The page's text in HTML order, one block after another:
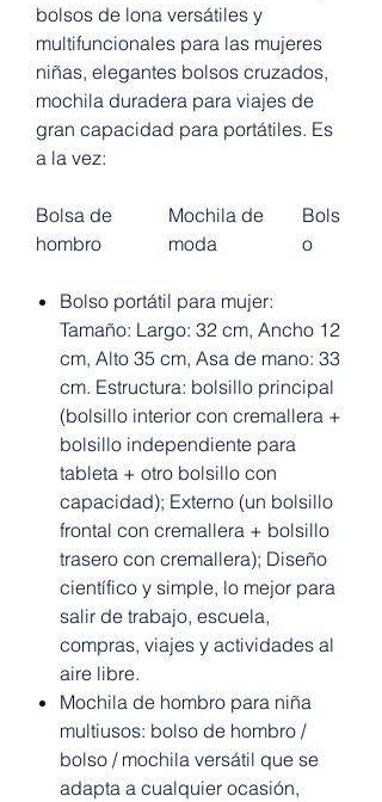
bolsos de lona versátiles y
multifuncionales para las mujeres
niñas, elegantes bolsos cruzados,
mochila duradera para viajes de
gran capacidad para portátiles. Es
a la vez:
Bolsa de
hombro
Mochila de
moda
Bols
o
Bolso portátil para mujer:
Tamaño: Largo: 32 cm, Ancho 12
cm, Alto 35 cm, Asa de mano: 33
cm. Estructura: bolsillo principal
(bolsillo interior con cremallera +
bolsillo independiente para
tableta + otro bolsillo con
capacidad); Externo (un bolsillo
frontal con cremallera + bolsillo
trasero con cremallera); Diseño
científico y simple, lo mejor para
salir de trabajo, escuela,
compras, viajes y actividades al
aire libre.
Mochila de hombro para niña
multiusos: bolso de hombro /
bolso / mochila versátil que se
adapta a cualquier ocasión,